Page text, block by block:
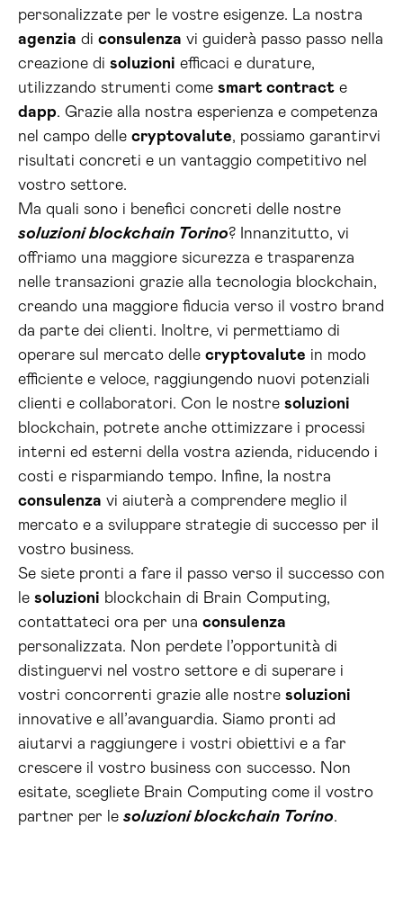
personalizzate per le vostre esigenze. La nostra
agenzia di consulenza vi guiderà passo passo nella
creazione di soluzioni efficaci e durature,
utilizzando strumenti come smart contract e
dapp. Grazie alla nostra esperienza e competenza
nel campo delle cryptovalute, possiamo garantirvi
risultati concreti e un vantaggio competitivo nel
vostro settore.
Ma quali sono i benefici concreti delle nostre
soluzioni blockchain Torino? Innanzitutto, vi
offriamo una maggiore sicurezza e trasparenza
nelle transazioni grazie alla tecnologia blockchain,
creando una maggiore fiducia verso il vostro brand
da parte dei clienti. Inoltre, vi permettiamo di
operare sul mercato delle cryptovalute in modo
efficiente e veloce, raggiungendo nuovi potenziali
clienti e collaboratori. Con le nostre soluzioni
blockchain, potrete anche ottimizzare i processi
interni ed esterni della vostra azienda, riducendo i
costi e risparmiando tempo. Infine, la nostra
consulenza vi aiuterà a comprendere meglio il
mercato e a sviluppare strategie di successo per il
vostro business.
Se siete pronti a fare il passo verso il successo con
le soluzioni blockchain di Brain Computing,
contattateci ora per una consulenza
personalizzata. Non perdete l’opportunità di
distinguervi nel vostro settore e di superare i
vostri concorrenti grazie alle nostre soluzioni
innovative e all’avanguardia. Siamo pronti ad
aiutarvi a raggiungere i vostri obiettivi e a far
crescere il vostro business con successo. Non
esitate, scegliete Brain Computing come il vostro
partner per le soluzioni blockchain Torino.